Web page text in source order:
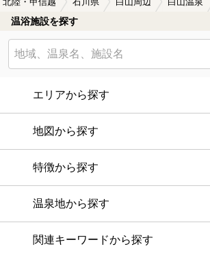
北陸・甲信越 石川県 白山周辺 白山温泉
温浴施設を探す
エリアから探す
地図から探す
特徴から探す
温泉地から探す
関連キーワードから探す